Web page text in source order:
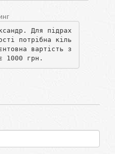
Для підрах
потрібна кіль
вартість з
1000 грн.